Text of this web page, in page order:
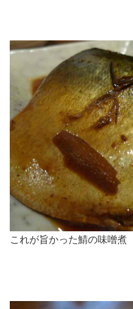
これが旨かった鯖の味噌煮